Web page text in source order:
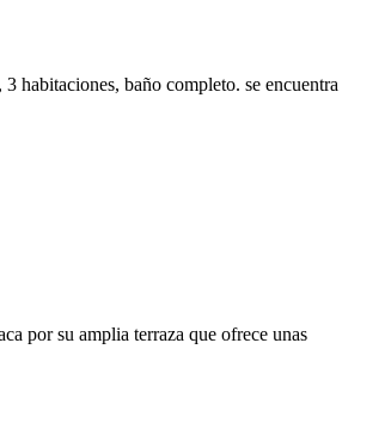
habitaciones, baño completo. se encuentra
por su amplia terraza que ofrece unas